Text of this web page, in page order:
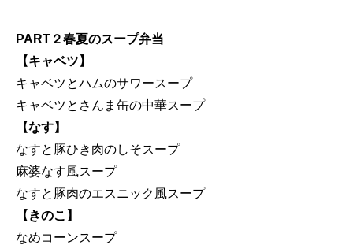
PART２春夏のスープ弁当
【キャベツ】
キャベツとハムのサワースープ
キャベツとさんま缶の中華スープ
【なす】
なすと豚ひき肉のしそスープ
麻婆なす風スープ
なすと豚肉のエスニック風スープ
【きのこ】
なめコーンスープ